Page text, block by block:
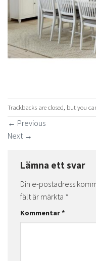
Trackbacks are closed, but you
← Previous
Next →
Lämna ett svar
Din e-postadress
fält är märkta *
Kommentar*